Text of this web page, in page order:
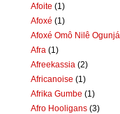
Afoite (1)
Afoxé (1)
Afoxé Omô Nilê Ogunjá
Afra (1)
Afreekassia (2)
Africanoise (1)
Afrika Gumbe (1)
Afro Hooligans (3)